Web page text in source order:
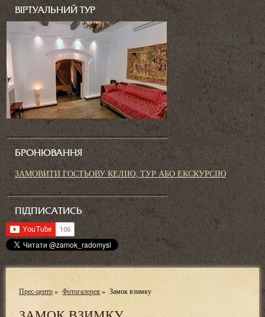
ВІРТУАЛЬНИЙ ТУР
БРОНЮВАННЯ
ЗАМОВИТИ ГОСТЬОВУ КЕЛІЮ, ТУР АБО ЕКСКУРСІЮ
ПІДПИСАТИСЬ
Прес-центр » Фотогалерея » Замок взимку